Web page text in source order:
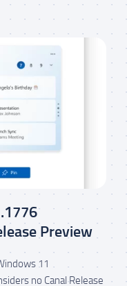
Preview
11
no Canal Release